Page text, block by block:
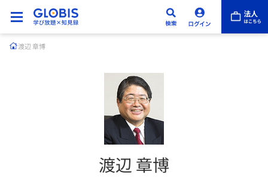
渡辺 章博
渡辺 章博